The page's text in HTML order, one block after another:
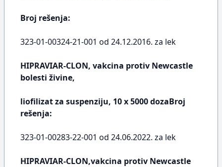
Broj rešenja:
323-01-00324-21-001 od 24.12.2016. za lek
HIPRAVIAR-CLON, vakcina protiv Newcastle
bolesti živine,
liofilizat za suspenziju, 10 x 5000 dozaBroj
rešenja:
323-01-00283-22-001 od 24.06.2022. za lek
HIPRAVIAR-CLON,vakcina protiv Newcastle